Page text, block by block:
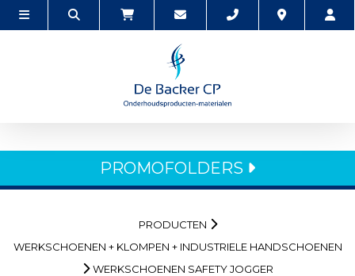
PROMOFOLDERS
PRODUCTEN
WERKSCHOENEN + KLOMPEN + INDUSTRIELE HANDSCHOENEN
WERKSCHOENEN SAFETY JOGGER